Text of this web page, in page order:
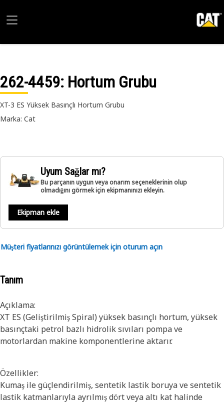
262-4459: Hortum Grubu
XT-3 ES Yüksek Basınçlı Hortum Grubu
Marka: Cat
Uyum Sağlar mı?
Bu parçanın uygun veya onarım seçeneklerinin olup
olmadığını görmek için ekipmanınızı ekleyin.
Ekipman ekle
Müşteri fiyatlarınızı görüntülemek için oturum açın
Tanım
Açıklama:
XT ES (Geliştirilmiş Spiral) yüksek basınçlı hortum, yüksek
basınçtaki petrol bazlı hidrolik sıvıları pompa ve
motorlardan makine komponentlerine aktarır.
Özellikler:
Kumaş ile güçlendirilmiş, sentetik lastik boruya ve sentetik
lastik katmanlarıyla ayrılmış dört veya altı kat halinde